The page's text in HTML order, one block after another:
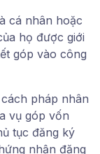
cá nhân hoặc
họ được giới
góp vào công
pháp nhân
vụ góp vốn
tục đăng ký
nhận đăng